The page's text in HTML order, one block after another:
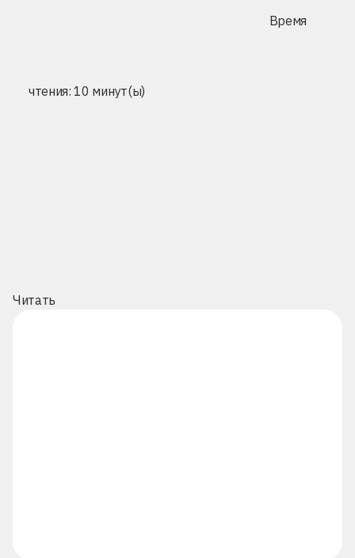
Время
чтения: 10 минут(ы)
Читать